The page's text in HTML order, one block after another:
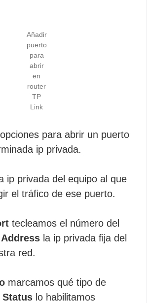
Añadir
puerto
para
abrir
en
router
TP
Link
para abrir un puerto
ip privada.
ip privada del equipo al que
el tráfico de ese puerto.
tecleamos el número del
Address la ip privada fija del
red.
marcamos qué tipo de
Status lo habilitamos